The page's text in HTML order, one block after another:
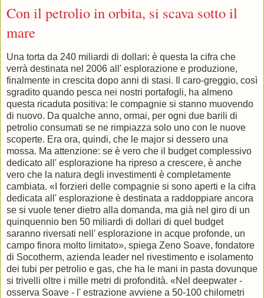
Con il petrolio in orbita, si scava sotto il
mare
Una torta da 240 miliardi di dollari: è questa la cifra che
verrà destinata nel 2006 all' esplorazione e produzione,
finalmente in crescita dopo anni di stasi. Il caro-greggio, così
sgradito quando pesca nei nostri portafogli, ha almeno
questa ricaduta positiva: le compagnie si stanno muovendo
di nuovo. Da qualche anno, ormai, per ogni due barili di
petrolio consumati se ne rimpiazza solo uno con le nuove
scoperte. Era ora, quindi, che le major si dessero una
mossa. Ma attenzione: se è vero che il budget complessivo
dedicato all' esplorazione ha ripreso a crescere, è anche
vero che la natura degli investimenti è completamente
cambiata. «I forzieri delle compagnie si sono aperti e la cifra
dedicata all' esplorazione è destinata a raddoppiare ancora
se si vuole tener dietro alla domanda, ma già nel giro di un
quinquennio ben 50 miliardi di dollari di quel budget
saranno riversati nell' esplorazione in acque profonde, un
campo finora molto limitato», spiega Zeno Soave, fondatore
di Socotherm, azienda leader nel rivestimento e isolamento
dei tubi per petrolio e gas, che ha le mani in pasta dovunque
si trivelli oltre i mille metri di profondità. «Nel deepwater -
osserva Soave - l' estrazione avviene a 50-100 chilometri